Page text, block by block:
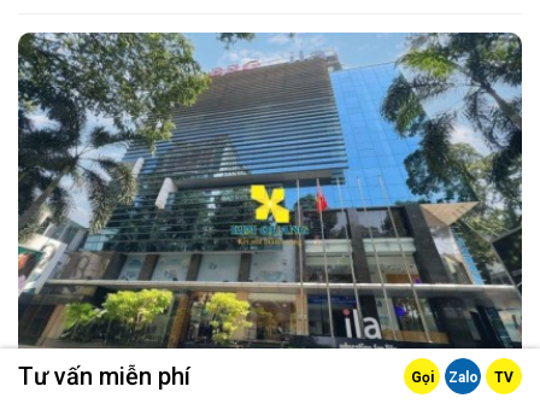
Tư vấn miễn phí Gọi Zalo TV